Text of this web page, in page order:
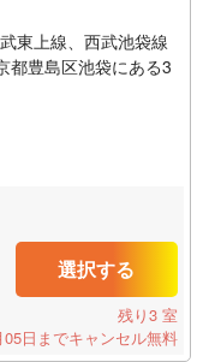
東上線、西武池袋線
都豊島区池袋にある3
選択する
残り3 室
05日までキャンセル無料